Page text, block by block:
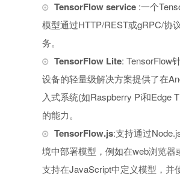
TensorFlow service :一个
模型通过HTTP/REST或gRPC/协
务。
TensorFlow Lite: TensorFlow
设备的轻量级解决方案提供了在
入式系统(如Raspberry Pi和Edge
的能力。
TensorFlow.js:支持通过
境中部署模型，例如在web浏览器
支持在JavaScript中定义模型，并